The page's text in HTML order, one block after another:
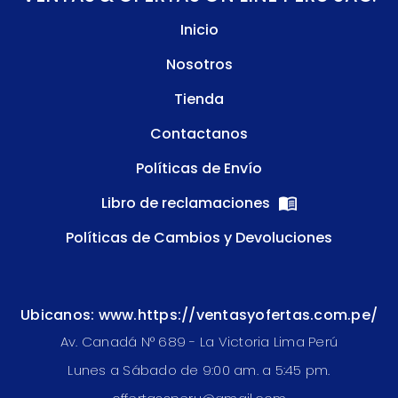
Inicio
Nosotros
Tienda
Contactanos
Políticas de Envío
Libro de reclamaciones
Políticas de Cambios y Devoluciones
Ubicanos: www.https://ventasyofertas.com.pe/
Av. Canadá N° 689 - La Victoria Lima Perú
Lunes a Sábado de 9:00 am. a 5:45 pm.